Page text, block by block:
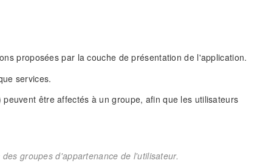
proposées par la couche de présentation de l'application.
services.
être affectés à un groupe, afin que les utilisateurs
groupes d'appartenance de l'utilisateur.